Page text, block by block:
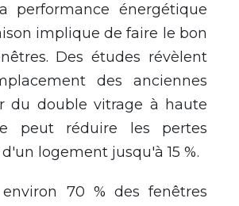
performance énergétique
implique de faire le bon
êtres. Desétudes révèlent
des anciennes
du double vitrage à haute
peut réduire les pertes
logement jusqu'à 15 %.
environ 70 % des fenêtres